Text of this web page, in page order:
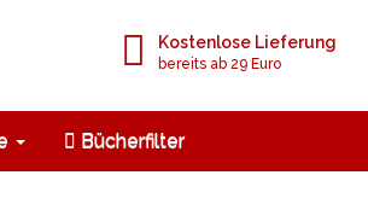
Kostenlose Lieferung
bereits ab 29 Euro
Bücherfilter